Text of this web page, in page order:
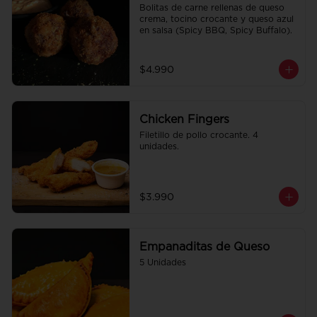
Bolitas de carne rellenas de queso
crema, tocino crocante y queso azul
en salsa (Spicy BBQ, Spicy Buffalo).
$4.990
Chicken Fingers
Filetillo de pollo crocante. 4
unidades.
$3.990
Empanaditas de Queso
5 Unidades